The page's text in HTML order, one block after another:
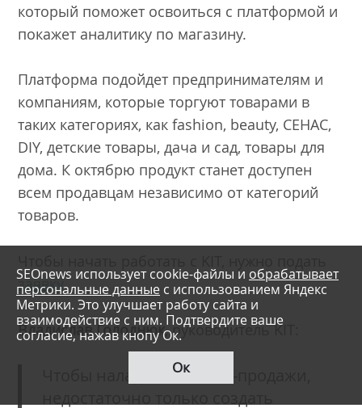
который поможет освоиться с платформой и
покажет аналитику по магазину.
Платформа подойдет предпринимателям и
компаниям, которые торгуют товарами в
таких категориях, как fashion, beauty, CEHAC,
DIY, детские товары, дача и сад, товары для
дома. К октябрю продукт станет доступен
всем продавцам независимо от категорий
товаров.
заявку.
Владислав Голоднюк, руководитель KIT:
Чтобы наладить онлайн-продажи,
SEOnews использует cookie-файлы и обрабатывает
персональные данные с использованием Яндекс
Метрики. Это улучшает работу сайта и
взаимодействие с ним. Подтвердите ваше
согласие, нажав кнопу Ок.
Ок